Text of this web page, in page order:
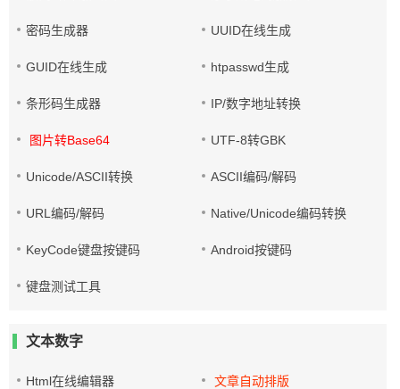
密码生成器 UUID在线生成
GUID在线生成 htpasswd生成
条形码生成器 IP/数字地址转换
图片转Base64 UTF-8转GBK
Unicode/ASCII转换 ASCII编码/解码
URL编码/解码 Native/Unicode编码转换
KeyCode键盘按键码 Android按键码
键盘测试工具
文本数字
Html在线编辑器 文章自动排版